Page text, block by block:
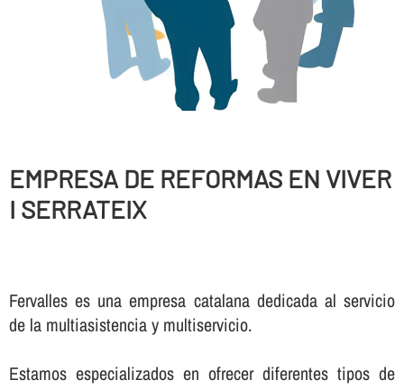
EMPRESA DE REFORMAS EN VIVER
I SERRATEIX
Fervalles es una empresa catalana dedicada al servicio
de la multiasistencia y multiservicio.
Estamos especializados en ofrecer diferentes tipos de